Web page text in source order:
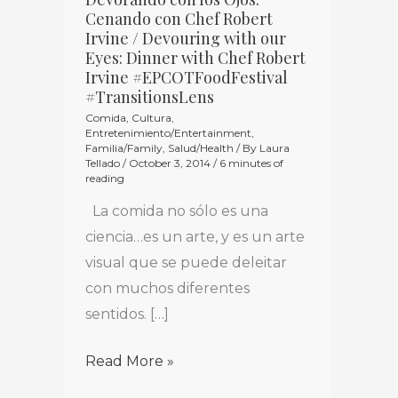
Cenando con Chef Robert
Irvine / Devouring with our
Eyes: Dinner with Chef Robert
Irvine #EPCOTFoodFestival
#TransitionsLens
Comida Cultura
Entretenimiento/Entertainment
Familia/Family Salud/Health / By Laura
Tellado / October 3, 2014 / 6 minutes of
reading
La comida no sólo es una
ciencia…es un arte, y es un arte
visual que se puede deleitar
con muchos diferentes
sentidos. […]
con
los
Ojos:
Cenando
con
Chef
Robert
Irvine
/
Devouring
with
our
Dinner
Read More »